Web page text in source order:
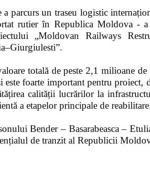
a parcurs un traseu logistic
rutier în Republica Moldova
„Moldovan Railways
totală de peste 2,1 milioane
foarte important pentru proiect,
calității lucrărilor la
a etapelor principale de
Bender – Basarabeasca –
de tranzit al Republicii